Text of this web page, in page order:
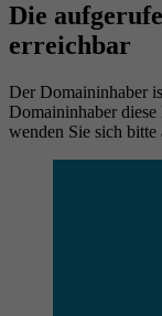
Die
erreichbar
Der Domaininhaber
Domaininhaber
wenden Sie sich bitte